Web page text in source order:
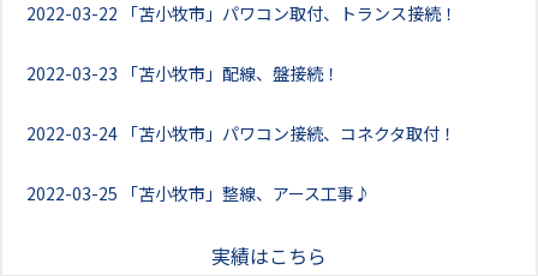
2022-03-22 「苫小牧市」パワコン取付、トランス接続！
2022-03-23 「苫小牧市」配線、盤接続！
2022-03-24 「苫小牧市」パワコン接続、コネクタ取付！
2022-03-25 「苫小牧市」整線、アース工事♪
実績はこちら